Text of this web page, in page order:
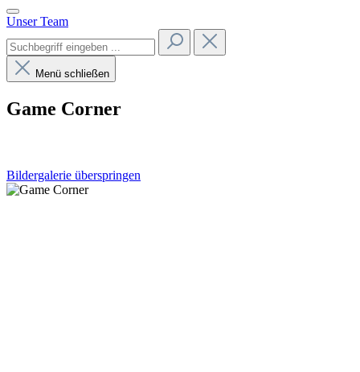
Unser Team
Menü schließen
Game Corner
Bildergalerie überspringen